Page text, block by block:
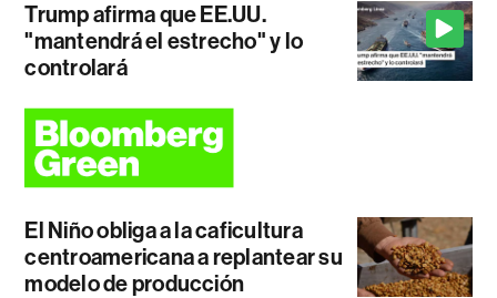
Trump afirma que EE.UU.
"mantendrá el estrecho" y lo
controlará
El Niño obliga a la caficultura
centroamericana a replantear su
modelo de producción